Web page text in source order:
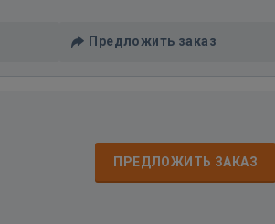
Предложить заказ
ПРЕДЛОЖИТЬ ЗАКАЗ